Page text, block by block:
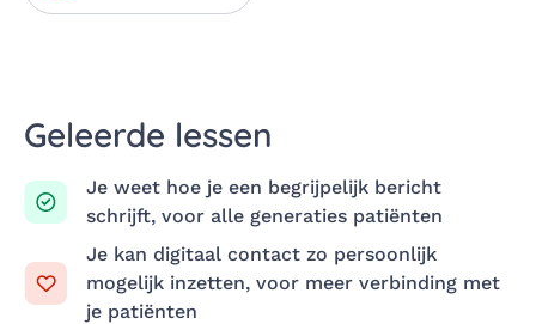
Geleerde lessen
Je weet hoe je een begrijpelijk bericht
schrijft, voor alle generaties patiënten
Je kan digitaal contact zo persoonlijk
mogelijk inzetten, voor meer verbinding met
je patiënten